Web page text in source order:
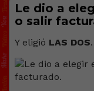
Le dio a
o salir
Y eligió LAS DOS.